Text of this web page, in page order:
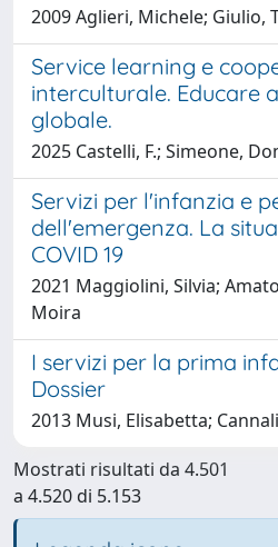
2009 Aglieri, Michele; Giulio,
Service learning e
interculturale. Educare
globale.
2025 Castelli, F.; Simeone,
Servizi per l'infanzia e
dell'emergenza. La
COVID 19
2021 Maggiolini, Silvia;
Moira
I servizi per la prima
Dossier
2013 Musi, Elisabetta;
Mostrati risultati da 4.501
a 4.520 di 5.153